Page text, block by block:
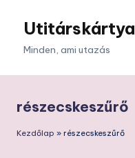
Utitárskártya
Minden, ami utazás
részecskeszűrő
Kezdőlap » részecskeszűrő